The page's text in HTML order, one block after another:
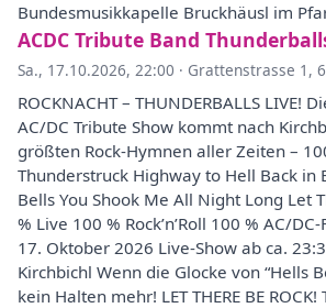
Bundesmusikkapelle Bruckhäusl im
ACDC Tribute Band
Sa., 17.10.2026, 22:00 · Grattenstrasse 1,
ROCKNACHT – THUNDERBALLS LIVE!
AC/DC Tribute Show kommt nach
größten Rock-Hymnen aller Zeiten –
Thunderstruck Highway to Hell Back in
Bells You Shook Me All Night Long Let
% Live 100 % Rock’n’Roll 100 % AC/
17. Oktober 2026 Live-Show ab ca.
Kirchbichl Wenn die Glocke von “Hells
kein Halten mehr! LET THERE BE ROCK!